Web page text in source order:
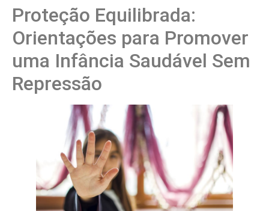
Proteção Equilibrada:
Orientações para Promover
uma Infância Saudável Sem
Repressão